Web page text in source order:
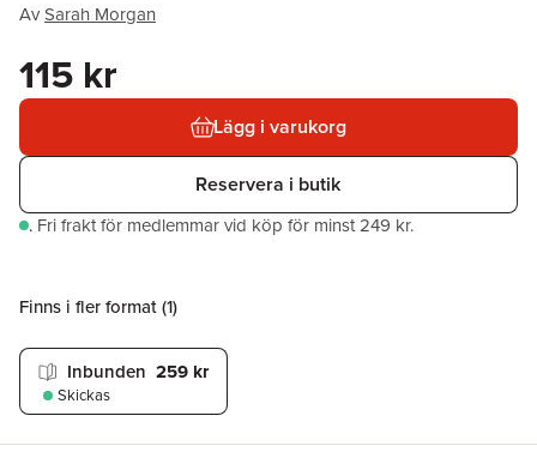
AvSarah Morgan
115 kr
Lägg i varukorg
Reservera i butik
. Fri frakt för medlemmar vid köp för minst 249 kr.
Finns i fler format (1)
Inbunden 259 kr
Skickas